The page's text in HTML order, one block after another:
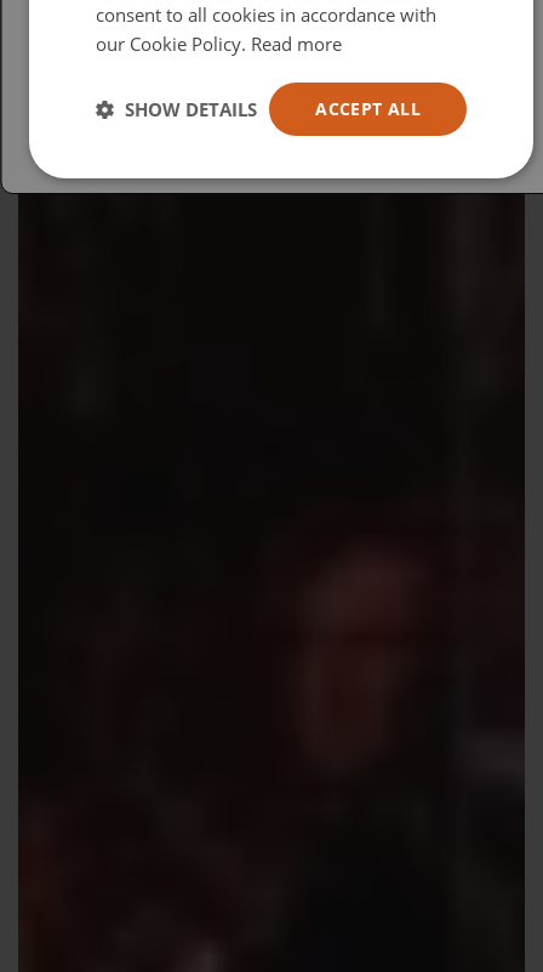
USA
Español
consent to all cookies in accordance with
our Cookie Policy. Read more
ACCEPT ALL
SHOW DETAILS